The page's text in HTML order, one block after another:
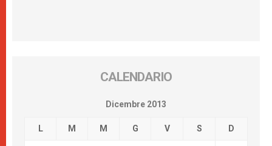
CALENDARIO
Dicembre 2013
L M M G V S D